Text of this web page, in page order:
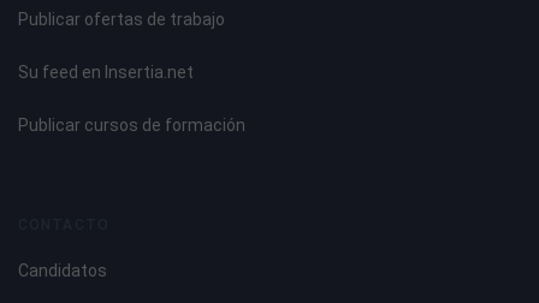
Publicar ofertas de trabajo
Su feed en Insertia.net
Publicar cursos de formación
Candidatos